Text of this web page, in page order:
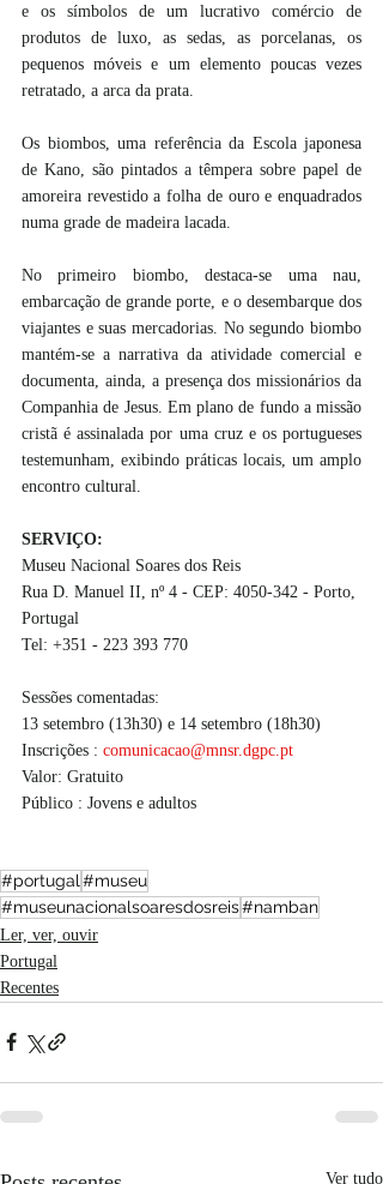
e os símbolos de um lucrativo comércio de
produtos de luxo, as sedas, as porcelanas, os
pequenos móveis e um elemento poucas vezes
retratado, a arca da prata.
Os biombos, uma referência da Escola japonesa
de Kano, são pintados a têmpera sobre papel de
amoreira revestido a folha de ouro e enquadrados
numa grade de madeira lacada.
No primeiro biombo, destaca-se uma nau,
embarcação de grande porte, e o desembarque dos
viajantes e suas mercadorias. No segundo biombo
mantém-se a narrativa da atividade comercial e
documenta, ainda, a presença dos missionários da
Companhia de Jesus. Em plano de fundo a missão
cristã é assinalada por uma cruz e os portugueses
testemunham, exibindo práticas locais, um amplo
encontro cultural.
SERVIÇO:
Museu Nacional Soares dos Reis
Rua D. Manuel II, nº 4 - CEP: 4050-342 - Porto,
Portugal
Tel: +351 - 223 393 770
Sessões comentadas:
13 setembro (13h30) e 14 setembro (18h30)
Inscrições : comunicacao@mnsr.dgpc.pt
Valor: Gratuito
Público : Jovens e adultos
#portugal #museu
#museunacionalsoaresdosreis#namban
Ler, ver, ouvir
Portugal
Recentes
Ver tudo